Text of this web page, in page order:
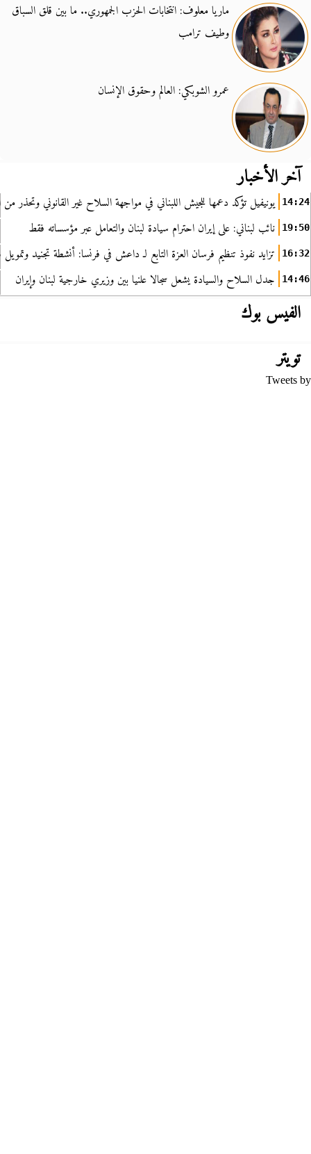
ماريا معلوف: انتخابات الحزب الجمهوري.. ما بين قلق السباق
وطيف ترامب
عمرو الشوبكي: العالم وحقوق الإنسان
آخر الأخبار
14:24 يونيفيل تؤكد دعمها للجيش اللبناني في مواجهة السلاح غير القانوني وتحذر من
19:50 نائب لبناني: على إيران احترام سيادة لبنان والتعامل عبر مؤسساته فقط
16:32 تزايد نفوذ تنظيم فرسان العزة التابع لـ داعش في فرنسا: أنشطة تجنيد
14:46 جدل السلاح والسيادة يشعل سجالا علنيا بين وزيري خارجية لبنان وإيران
الفيس بوك
تويتر
Tweets by